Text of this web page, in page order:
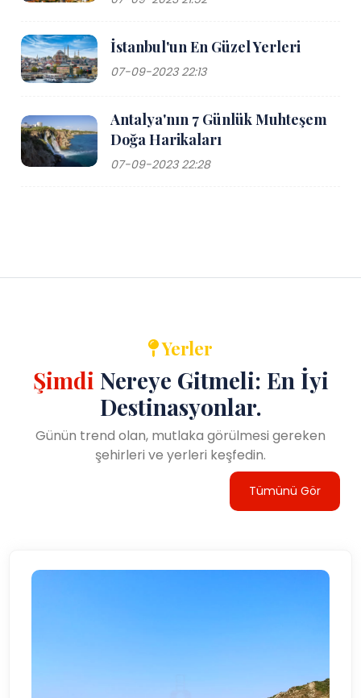
İstanbul'un En Güzel Yerleri
07-09-2023 22:13
Antalya'nın 7 Günlük Muhteşem
Doğa Harikaları
07-09-2023 22:28
Yerler
Şimdi Nereye Gitmeli: En İyi
Destinasyonlar.
Günün trend olan, mutlaka görülmesi gereken
şehirleri ve yerleri keşfedin.
Tümünü Gör